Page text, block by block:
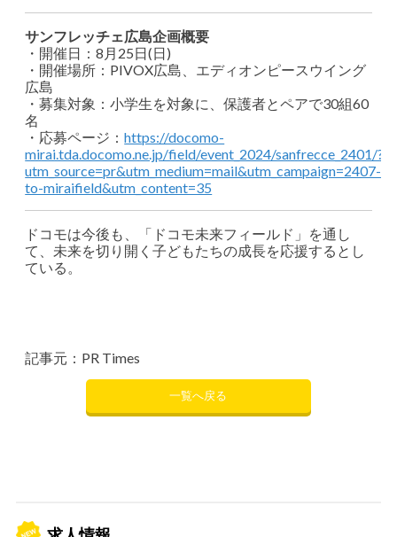
サンフレッチェ広島企画概要
・開催日：8月25日(日)
・開催場所：PIVOX広島、エディオンピースウイング
広島
・募集対象：小学生を対象に、保護者とペアで30組60
名
・応募ページ：https://docomo-
mirai.tda.docomo.ne.jp/field/event_2024/sanfrecce_2401/?
utm_source=pr&utm_medium=mail&utm_campaign=2407-
to-miraifield&utm_content=35
ドコモは今後も、「ドコモ未来フィールド」を通し
て、未来を切り開く子どもたちの成長を応援するとし
ている。
記事元：PR Times
一覧へ戻る